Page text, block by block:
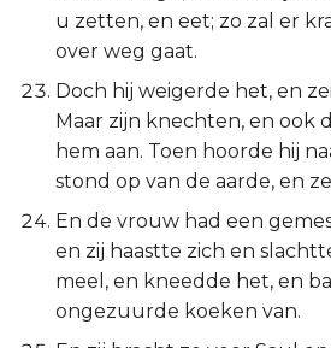
u zetten, en eet; zo zal er
over weg gaat.
Doch hij weigerde het, en
Maar zijn knechten, en ook
hem aan. Toen hoorde hij
stond op van de aarde, en
En de vrouw had een
en zij haastte zich en
meel, en kneedde het, en
ongezuurde koeken van.